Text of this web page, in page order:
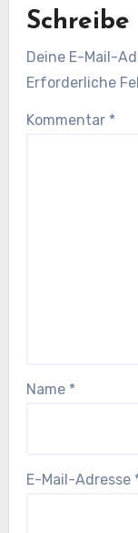
Deine E-Mail-
Erforderliche
Kommentar *
Name *
E-Mail-Adresse